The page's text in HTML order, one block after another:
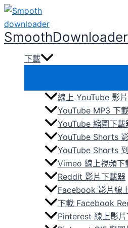
跳
至
主
SmoothDownloader
下載
線上 YouTube 影
YouTube MP3 下
YouTube 縮圖下載
YouTube Shorts
YouTube Shorts
Vimeo 線上視頻下
Reddit 影片下載器
Facebook 影片線
下載 Facebook
Pinterest 線上影